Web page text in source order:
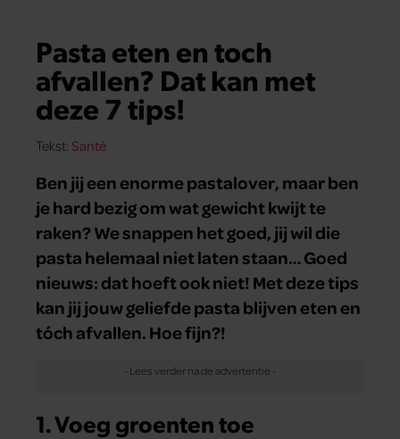
Pasta eten en toch
afvallen? Dat kan met
deze 7 tips!
Tekst: Santé
Ben jij een enorme pastalover, maar ben
je hard bezig om wat gewicht kwijt te
raken? We snappen het goed, jij wil die
pasta helemaal niet laten staan… Goed
nieuws: dat hoeft ook niet! Met deze tips
kan jij jouw geliefde pasta blijven eten en
tóch afvallen. Hoe fijn?!
1. Voeg groenten toe